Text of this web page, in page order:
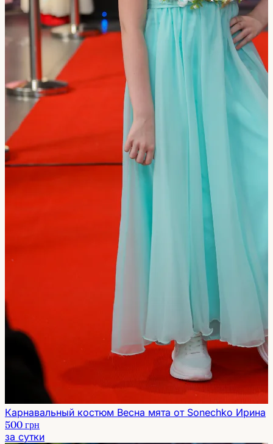
Карнавальный костюм Весна мята от Sonechko Ирина
500 грн
за сутки